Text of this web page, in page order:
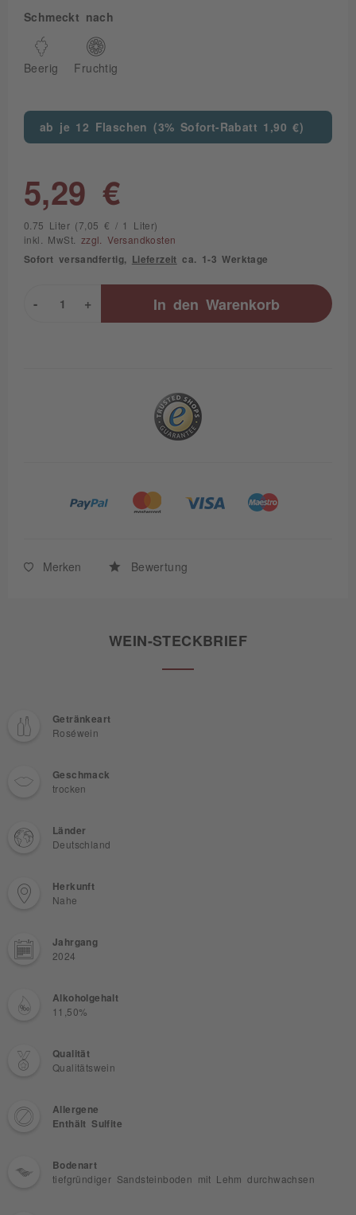
Schmeckt nach
Beerig Fruchtig
ab je 12 Flaschen (3% Sofort-Rabatt 1,90 €)
5,29 €
0.75 Liter (7,05 € / 1 Liter)
inkl. MwSt. zzgl. Versandkosten
Sofort versandfertig, Lieferzeit ca. 1-3 Werktage
+
- In den Warenkorb
Merken Bewertung
WEIN-STECKBRIEF
Getränkeart
Roséwein
Geschmack
trocken
Länder
Deutschland
Herkunft
Nahe
Jahrgang
2024
Alkoholgehalt
11,50%
Qualität
Qualitätswein
Allergene
Enthält Sulfite
Bodenart
tiefgründiger Sandsteinboden mit Lehm durchwachsen